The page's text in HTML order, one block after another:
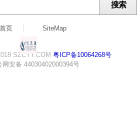
搜索
首页 SiteMap
SZCYY.COM 粤ICP备10064268号
网安备 44030402000394号